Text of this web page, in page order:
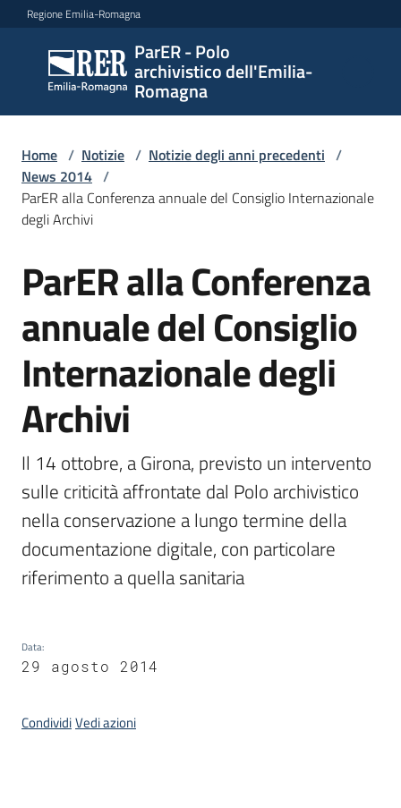
Vai al contenuto
Vai alla navigazione
Vai al footer
Regione Emilia-Romagna
ParER - Polo
archivistico dell'Emilia-
Romagna
ParER -
Polo
archivistico
Romagna
Polo
Archivio
storico
Conservazione
Argomenti
Home / Notizie / Notizie degli anni precedenti /
News 2014 /
ParER alla Conferenza annuale del Consiglio Internazionale
degli Archivi
Salta al contenuto
ParER alla Conferenza
annuale del Consiglio
Internazionale degli
Archivi
Il 14 ottobre, a Girona, previsto un intervento
sulle criticità affrontate dal Polo archivistico
nella conservazione a lungo termine della
documentazione digitale, con particolare
riferimento a quella sanitaria
Data:
29 agosto 2014
CondividiVedi azioni